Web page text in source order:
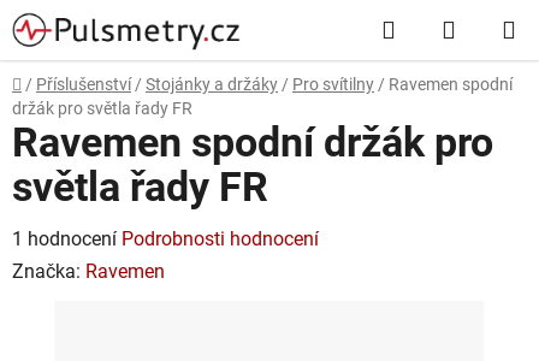
Přejít
na
obsah
Hledat
KOŠÍK
Domů
/ Příslušenství / Stojánky a držáky / Pro svítilny / Ravemen spodní
držák pro světla řady FR
Ravemen spodní držák pro
světla řady FR
Průměrné
hodnocení
1 hodnocení Podrobnosti hodnocení
Značka: Ravemen